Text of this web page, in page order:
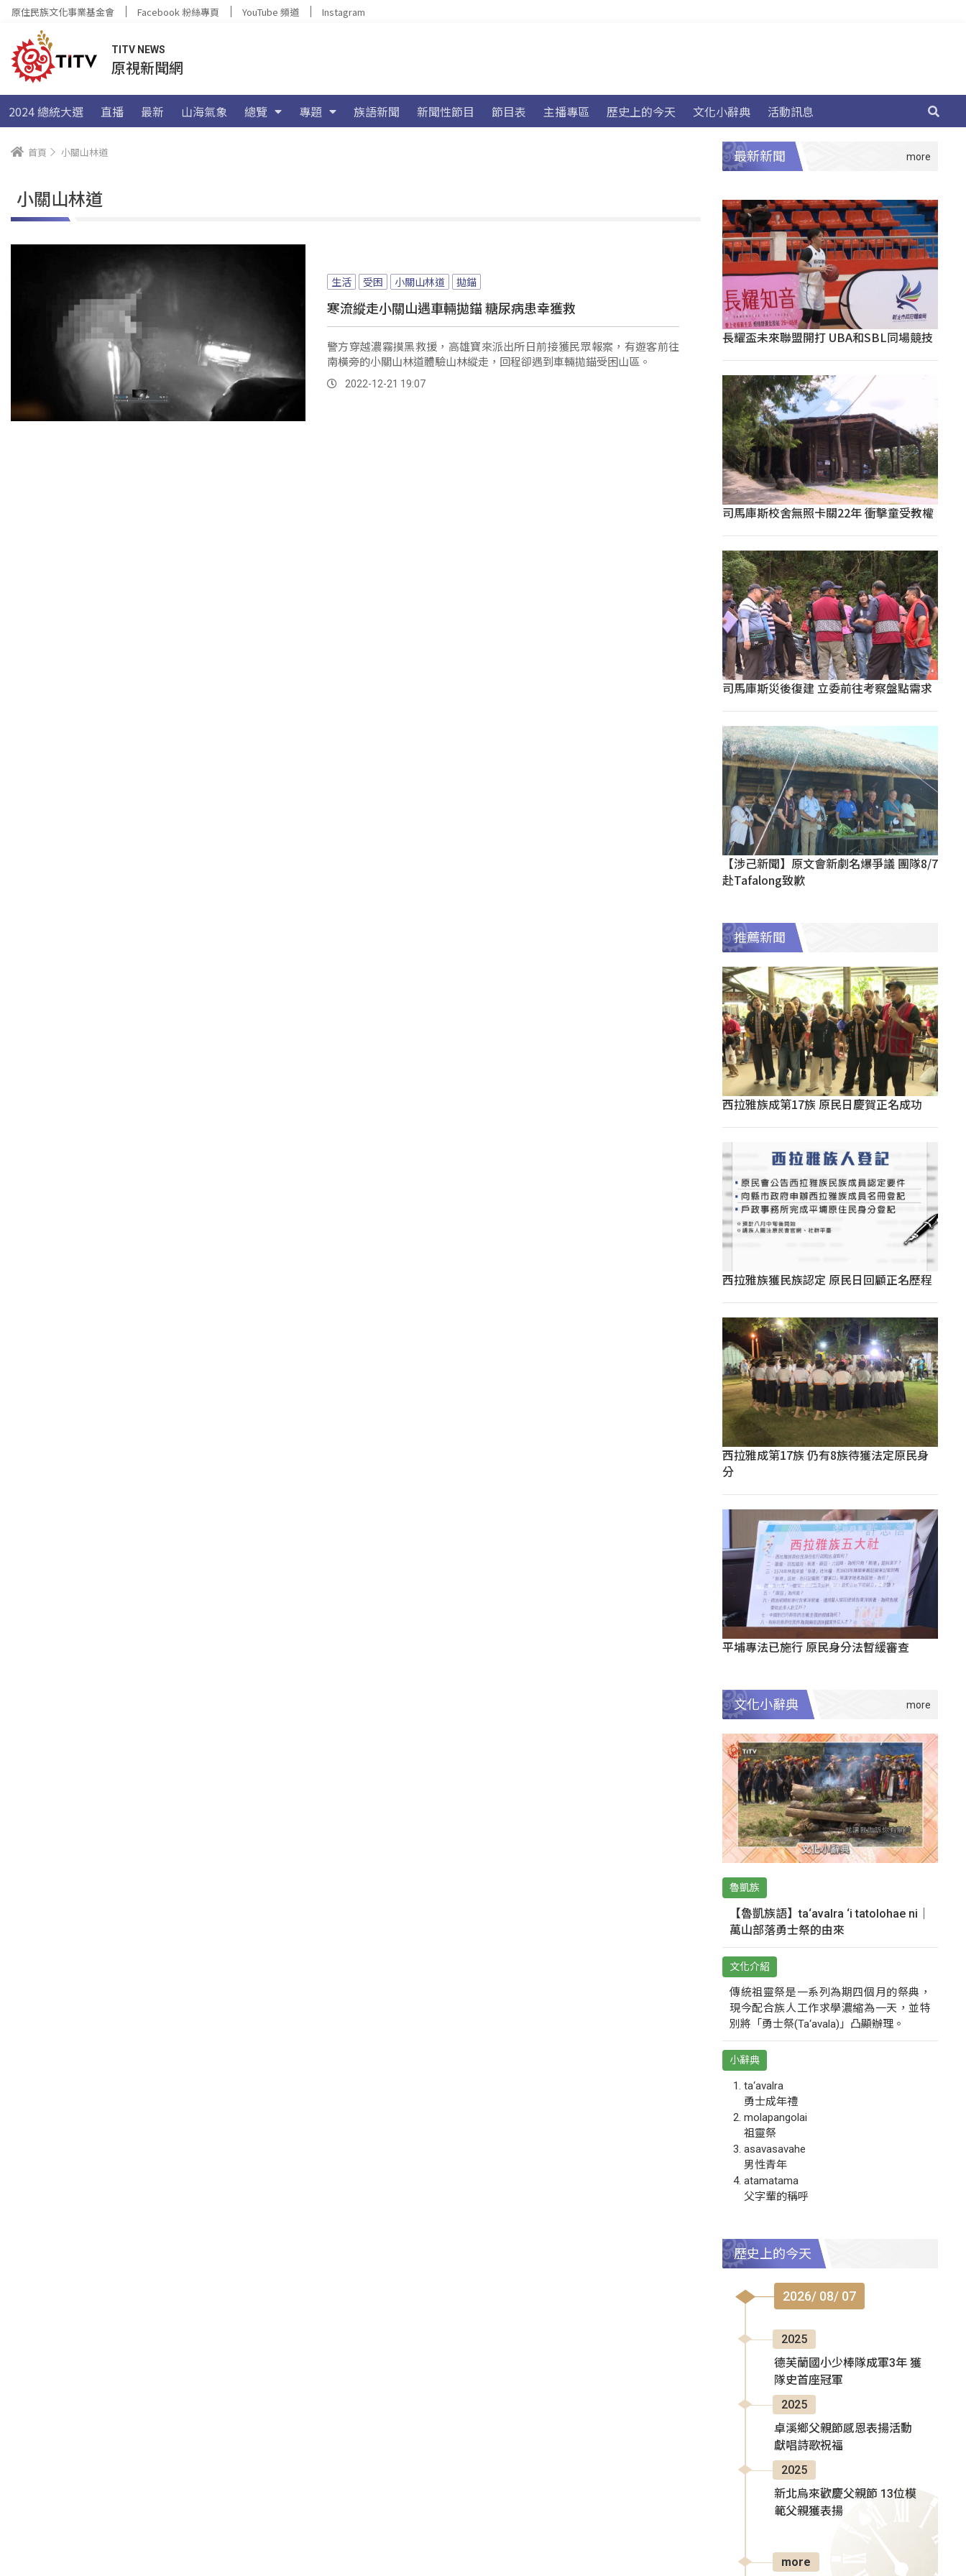
原住民族文化事業基金會 Facebook 粉絲專頁 YouTube 頻道 Instagram
TITV NEWS
原視新聞網
2024 總統大選 直播 最新 山海氣象 總覽 專題 族語新聞 新聞性節目 節目表 主播專區 歷史上的今天 文化小辭典 活動訊息
首頁 小關山林道
小關山林道
生活 受困 小關山林道 拋錨
寒流縱走小關山遇車輛拋錨 糖尿病患幸獲救
警方穿越濃霧摸黑救援，高雄寶來派出所日前接獲民眾報案，有遊客前往
南橫旁的小關山林道體驗山林縱走，回程卻遇到車輛拋錨受困山區。
2022-12-21 19:07
最新新聞
長耀盃未來聯盟開打 UBA和SBL同場競技
司馬庫斯校舍無照卡關22年 衝擊童受教權
司馬庫斯災後復建 立委前往考察盤點需求
【涉己新聞】原文會新劇名爆爭議 團隊8/7
赴Tafalong致歉
推薦新聞
西拉雅族成第17族 原民日慶賀正名成功
西拉雅族獲民族認定 原民日回顧正名歷程
西拉雅成第17族 仍有8族待獲法定原民身
分
平埔專法已施行 原民身分法暫緩審查
文化小辭典
魯凱族
【魯凱族語】ta‘avalra ‘i tatolohae ni｜
萬山部落勇士祭的由來
文化介紹
傳統祖靈祭是一系列為期四個月的祭典，
現今配合族人工作求學濃縮為一天，並特
別將「勇士祭(Ta‘avala)」凸顯辦理。
小辭典
ta‘avalra
勇士成年禮
molapangolai
祖靈祭
asavasavahe
男性青年
atamatama
父字輩的稱呼
歷史上的今天
2026/ 08/ 07
2025
德芙蘭國小少棒隊成軍3年 獲
隊史首座冠軍
2025
卓溪鄉父親節感恩表揚活動
獻唱詩歌祝福
2025
新北烏來歡慶父親節 13位模
範父親獲表揚
more